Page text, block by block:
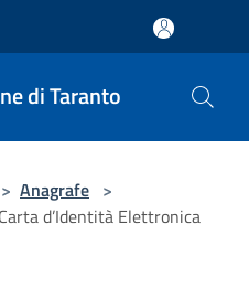
di Taranto
> Anagrafe >
d’Identità Elettronica